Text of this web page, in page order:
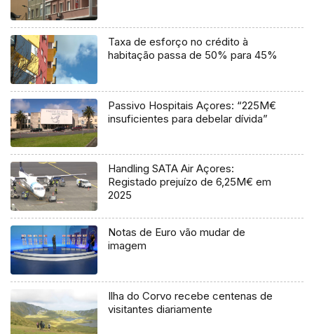
Taxa de esforço no crédito à
habitação passa de 50% para 45%
Passivo Hospitais Açores: “225M€
insuficientes para debelar dívida”
Handling SATA Air Açores:
Registado prejuízo de 6,25M€ em
2025
Notas de Euro vão mudar de
imagem
Ilha do Corvo recebe centenas de
visitantes diariamente